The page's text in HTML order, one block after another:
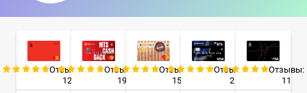
Отзывы:
12
Отзывы:
19
Отзывы:
15
Отзывы:
2
Отзывы:
11